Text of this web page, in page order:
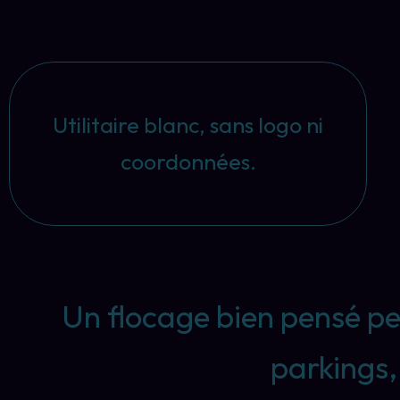
Utilitaire blanc, sans logo ni
coordonnées.
Un flocage bien pensé